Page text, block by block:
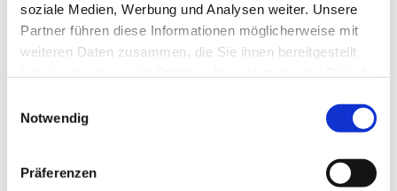
soziale Medien, Werbung und Analysen weiter. Unsere
Partner führen diese Informationen möglicherweise mit
weiteren Daten zusammen, die Sie ihnen bereitgestellt
Notwendig
Präferenzen
Dies könnte Sie auch
interessieren